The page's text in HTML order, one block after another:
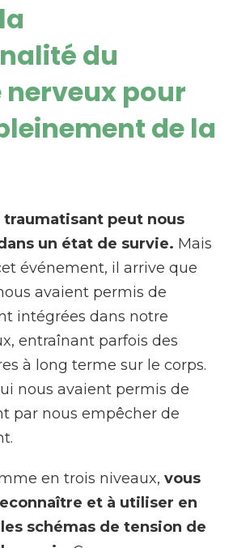
du
pour
de la
traumatisant peut nous
un état de survie. Mais
événement, il arrive que
avaient permis de
intégrées dans notre
entraînant parfois des
à long terme sur le corps.
nous avaient permis de
par nous empêcher de
en trois niveaux, vous
et à utiliser en
schémas de tension de